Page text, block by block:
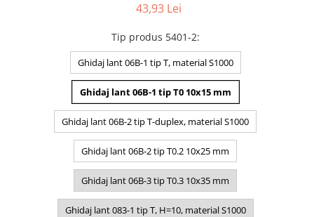
43,93 Lei
Tip produs 5401-2:
Ghidaj lant 06B-1 tip T, material S1000
Ghidaj lant 06B-1 tip T0 10x15 mm
Ghidaj lant 06B-2 tip T-duplex, material S1000
Ghidaj lant 06B-2 tip T0.2 10x25 mm
Ghidaj lant 06B-3 tip T0.3 10x35 mm
Ghidaj lant 083-1 tip T, H=10, material S1000